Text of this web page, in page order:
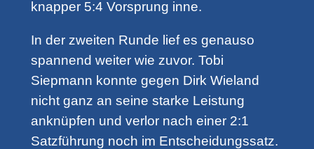
knapper 5:4 Vorsprung inne.
In der zweiten Runde lief es genauso
spannend weiter wie zuvor. Tobi
Siepmann konnte gegen Dirk Wieland
nicht ganz an seine starke Leistung
anknüpfen und verlor nach einer 2:1
Satzführung noch im Entscheidungssatz.